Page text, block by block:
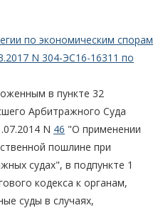
по экономическим спорам
N 304-ЭС16-16311 по
в пункте 32
Арбитражного Суда
N 46 "О применении
пошлине при
судах", в подпункте 1
кодекса к органам,
суды в случаях,